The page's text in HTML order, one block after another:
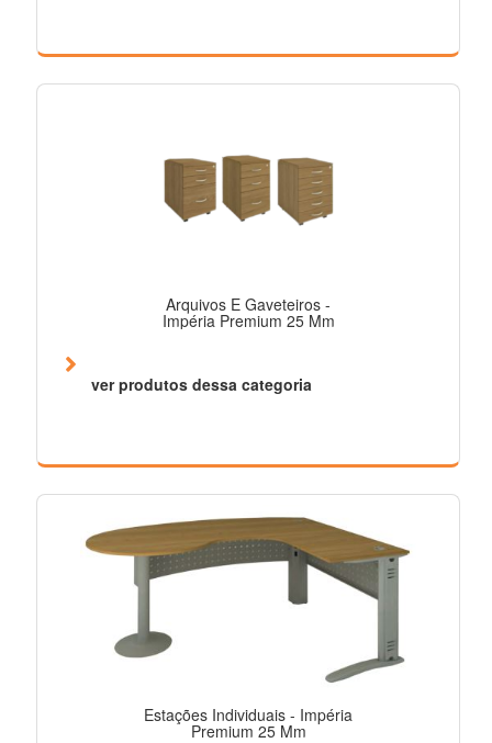
Arquivos E Gaveteiros -
Impéria Premium 25 Mm
ver produtos dessa categoria
Estações Individuais - Impéria
Premium 25 Mm